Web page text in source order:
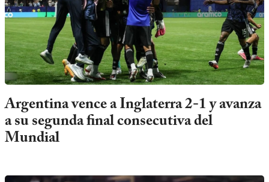
Argentina vence a Inglaterra 2-1 y avanza
a su segunda final consecutiva del
Mundial